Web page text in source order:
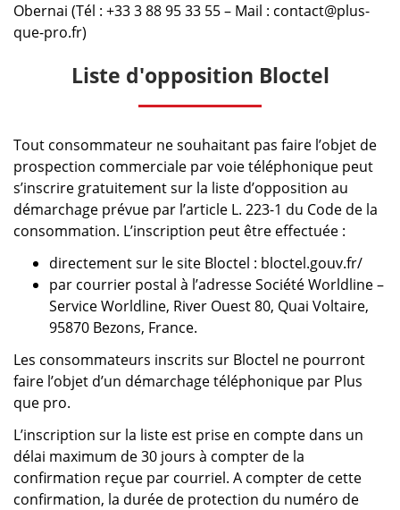
Obernai (Tél : +33 3 88 95 33 55 – Mail : contact@plus-
que-pro.fr)
Liste d'opposition Bloctel
Tout consommateur ne souhaitant pas faire l’objet de
prospection commerciale par voie téléphonique peut
s’inscrire gratuitement sur la liste d’opposition au
démarchage prévue par l’article L. 223-1 du Code de la
consommation. L’inscription peut être effectuée :
directement sur le site Bloctel : bloctel.gouv.fr/
par courrier postal à l’adresse Société Worldline –
Service Worldline, River Ouest 80, Quai Voltaire,
95870 Bezons, France.
Les consommateurs inscrits sur Bloctel ne pourront
faire l’objet d’un démarchage téléphonique par Plus
que pro.
L’inscription sur la liste est prise en compte dans un
délai maximum de 30 jours à compter de la
confirmation reçue par courriel. A compter de cette
confirmation, la durée de protection du numéro de